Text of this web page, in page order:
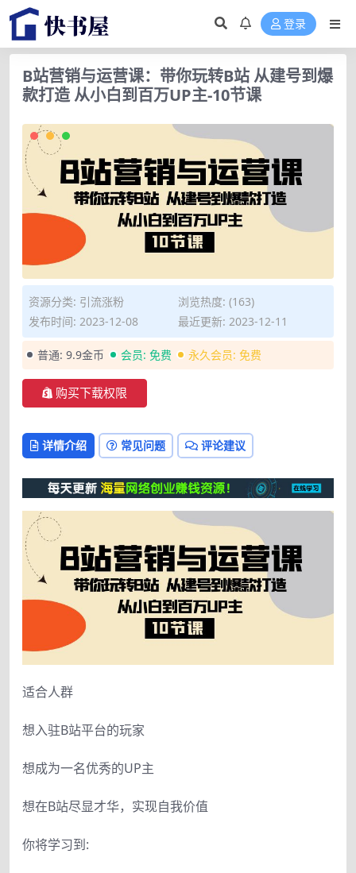
登录
B站营销与运营课：带你玩转B站 从建号到爆
款打造 从小白到百万UP主-10节课
资源分类: 引流涨粉
浏览热度: (163)
发布时间: 2023-12-08
最近更新: 2023-12-11
普通: 9.9金币 会员: 免费 永久会员: 免费
购买下载权限
详情介绍 常见问题 评论建议
适合人群
想入驻B站平台的玩家
想成为一名优秀的UP主
想在B站尽显才华，实现自我价值
你将学习到: